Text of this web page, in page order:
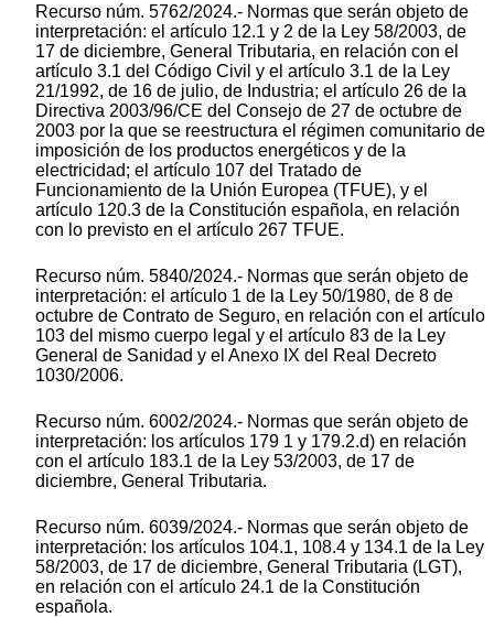
Recurso núm. 5762/2024.- Normas que serán objeto de
interpretación: el artículo 12.1 y 2 de la Ley 58/2003, de
17 de diciembre, General Tributaria, en relación con el
artículo 3.1 del Código Civil y el artículo 3.1 de la Ley
21/1992, de 16 de julio, de Industria; el artículo 26 de la
Directiva 2003/96/CE del Consejo de 27 de octubre de
2003 por la que se reestructura el régimen comunitario de
imposición de los productos energéticos y de la
electricidad; el artículo 107 del Tratado de
Funcionamiento de la Unión Europea (TFUE), y el
artículo 120.3 de la Constitución española, en relación
con lo previsto en el artículo 267 TFUE.
Recurso núm. 5840/2024.- Normas que serán objeto de
interpretación: el artículo 1 de la Ley 50/1980, de 8 de
octubre de Contrato de Seguro, en relación con el artículo
103 del mismo cuerpo legal y el artículo 83 de la Ley
General de Sanidad y el Anexo IX del Real Decreto
1030/2006.
Recurso núm. 6002/2024.- Normas que serán objeto de
interpretación: los artículos 179 1 y 179.2.d) en relación
con el artículo 183.1 de la Ley 53/2003, de 17 de
diciembre, General Tributaria.
Recurso núm. 6039/2024.- Normas que serán objeto de
interpretación: los artículos 104.1, 108.4 y 134.1 de la Ley
58/2003, de 17 de diciembre, General Tributaria (LGT),
en relación con el artículo 24.1 de la Constitución
española.